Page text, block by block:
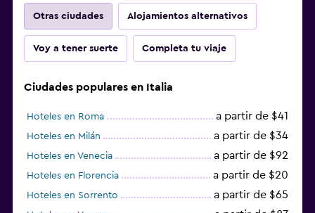
Otras ciudades Alojamientos alternativos
Voy a tener suerte Completa tu viaje
Ciudades populares en Italia
Hoteles en Roma a partir de $41
Hoteles en Milán a partir de $34
Hoteles en Venecia a partir de $92
Hoteles en Florencia a partir de $20
Hoteles en Sorrento a partir de $65